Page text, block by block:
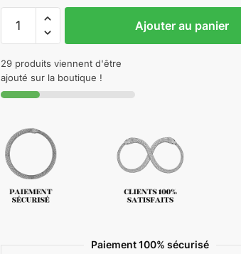
Ajouter au panier
29 produits viennent d'être
ajouté sur la boutique !
Paiement 100% sécurisé